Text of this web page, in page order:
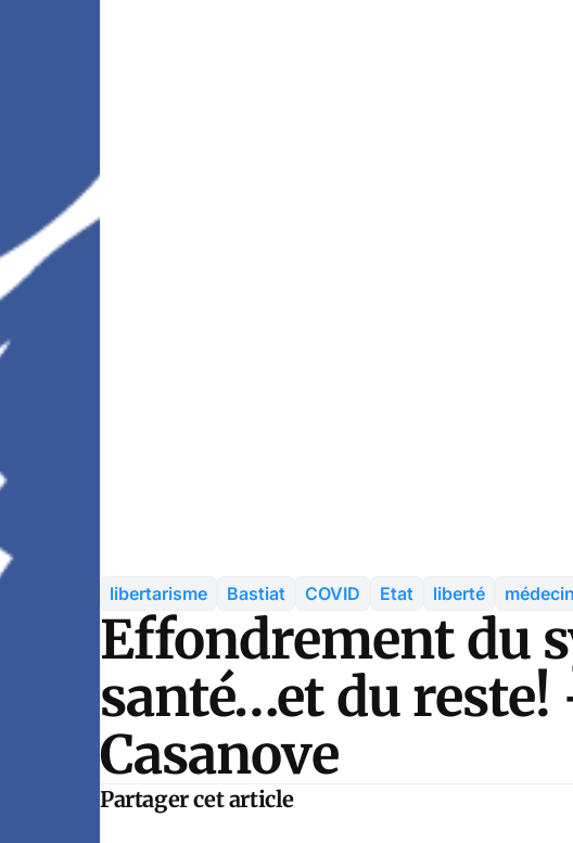
libertarisme Bastiat COVID Etat liberté
Effondrement du
santé…et du
Casanove
Partager cet article